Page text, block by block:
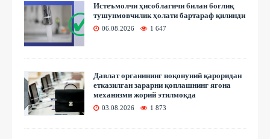
Истеъмолчи ҳисоблагичи билан боғлиқ
тушунмовчилик ҳолати бартараф қилинди
06.08.2026 1 647
Давлат органининг ноқонуний қароридан
етказилган зарарни қоплашнинг ягона
механизми жорий этилмоқда
03.08.2026 1 873